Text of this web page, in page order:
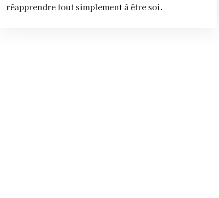
réapprendre tout simplement à être soi.